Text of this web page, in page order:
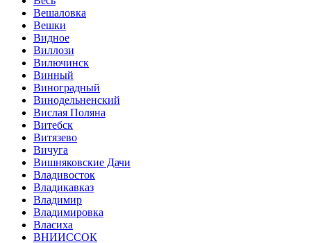
Вешаловка
Вешки
Видное
Виллози
Вилючинск
Винный
Виноградный
Винодельненский
Вислая Поляна
Витебск
Витязево
Вичуга
Вишняковские Дачи
Владивосток
Владикавказ
Владимир
Владимировка
Власиха
ВНИИССОК